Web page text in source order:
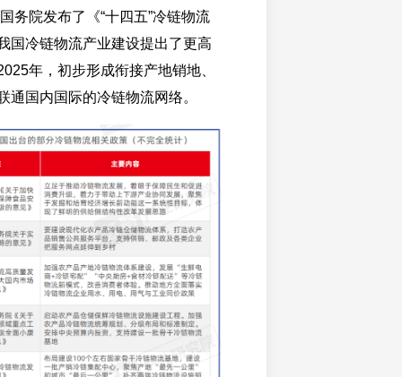
务院发布了《“十四五”冷链物流
国冷链物流产业建设提出了更高
年，初步形成衔接产地销地、
通国内国际的冷链物流网络。